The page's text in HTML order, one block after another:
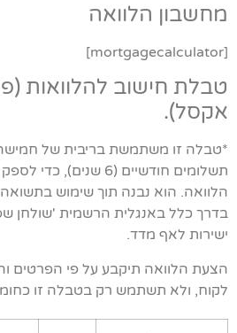
מחשבון הלוואה
[mortgagecalculator]
טבלת חישוב להלוואות
אקסל).
תשלומים חודשיים (6
הלוואה. הוא נבנה תוך שימוש
בדרך כלל באנגלית הרשמית 'שולחן
ישירות לאף מדד.
הצעת הלוואה תיקבע על פי הפרטים
לקוח, ולא תשתמש רק בטבלה זו